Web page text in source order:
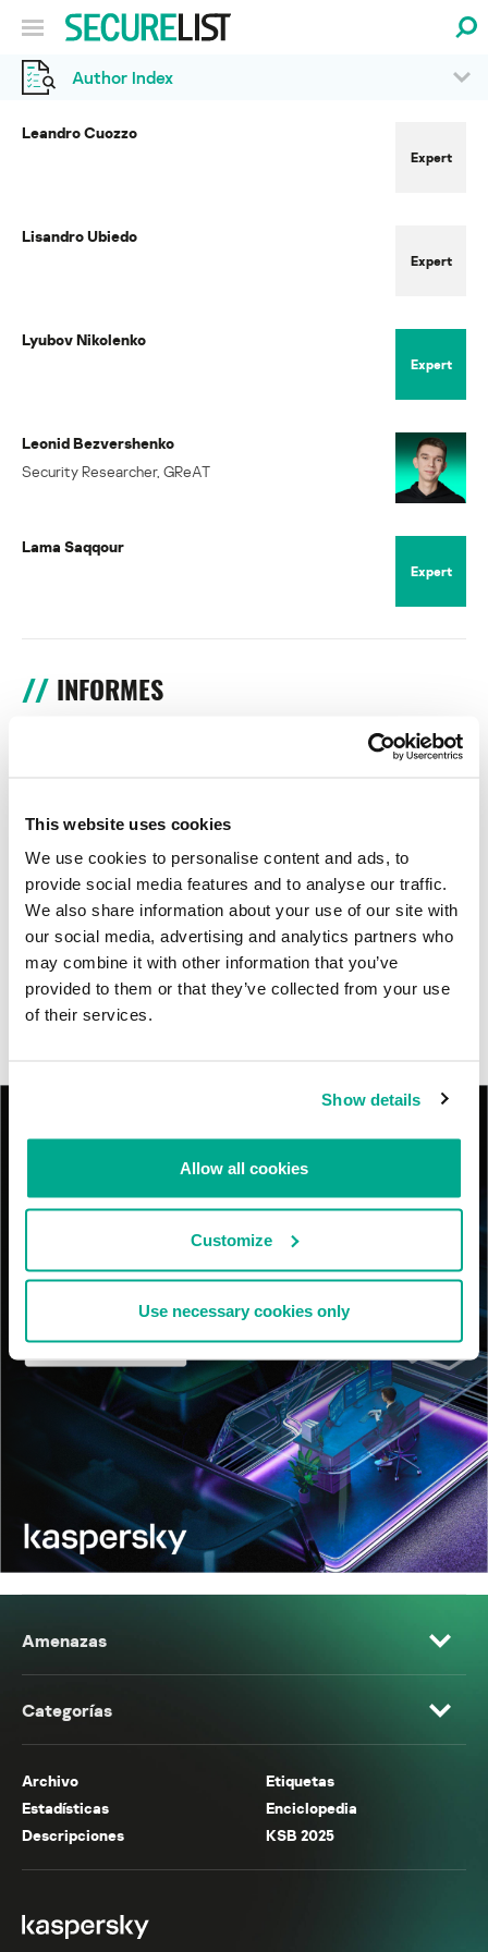
This website uses cookies
We use cookies to personalise content and ads, to
provide social media features and to analyse our traffic.
We also share information about your use of our site with
our social media, advertising and analytics partners who
may combine it with other information that you’ve
provided to them or that they’ve collected from your use
of their services.
Show details
Allow all cookies
Customize
Use necessary cookies only
Author Index
Expert
Leandro Cuozzo
Expert
Lisandro Ubiedo
Expert
Lyubov Nikolenko
Leonid Bezvershenko
Security Researcher, GReAT
Expert
Lama Saqqour
INFORMES
Kaspersky proporciona información sobre la actividad y los TTPs
América Latina.
Tácticas, técnicas y procedimientos (TTPs) de los grupos de
APT asiáticos modernos
MosaicRegressor: acechando en las sombras de UEFI
RevengeHotels: cibercrimen dirigido a recepciones de hotel
Amenazas
Categorías
Archivo
Etiquetas
Estadísticas
Enciclopedia
Descripciones
KSB 2025